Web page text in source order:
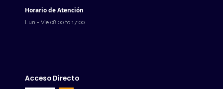
Horario de Atención
Lun - Vie 08:00 to 17:00
Acceso Directo